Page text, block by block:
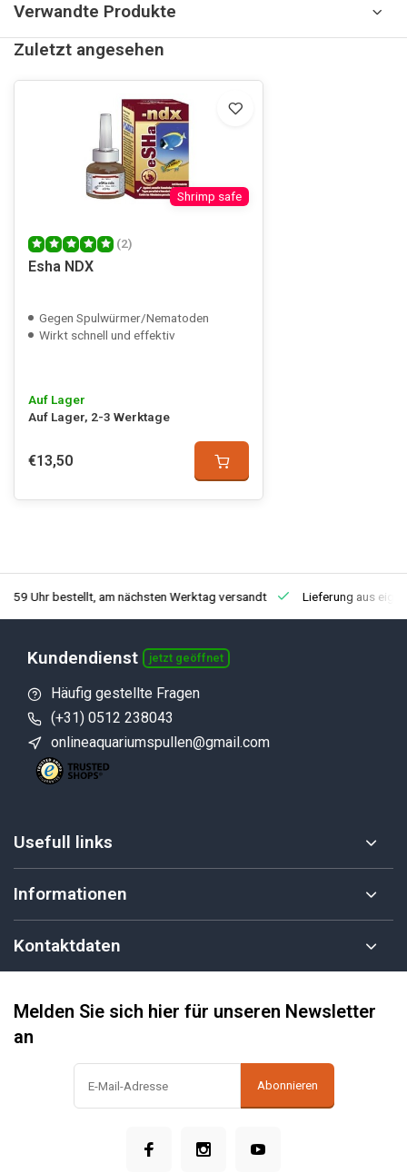
Verwandte Produkte
Zuletzt angesehen
Shrimp safe
(2)
Esha NDX
Gegen Spulwürmer/Nematoden
Wirkt schnell und effektiv
Auf Lager
Auf Lager, 2-3 Werktage
€13,50
Uhr bestellt, am nächsten Werktag versandt Lieferung aus
Kundendienst jetzt geöffnet
Häufig gestellte Fragen
(+31) 0512 238043
onlineaquariumspullen@gmail.com
Usefull links
Informationen
Kontaktdaten
Melden Sie sich hier für unseren Newsletter
an
Abonnieren